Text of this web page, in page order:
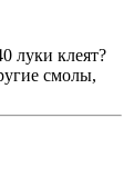
луки клеят?
смолы,